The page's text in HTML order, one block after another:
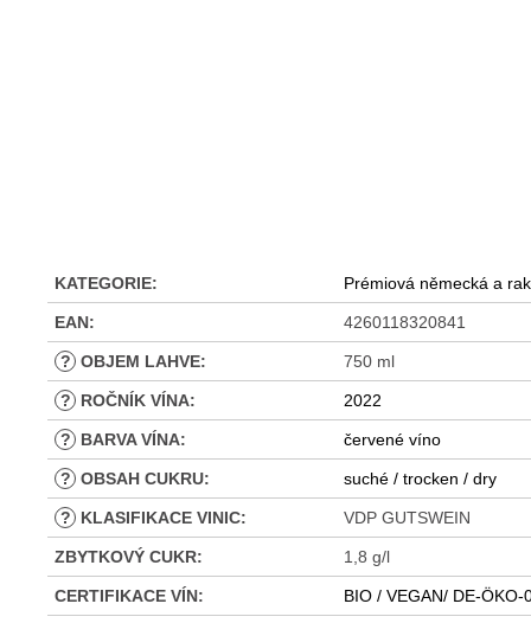
KATEGORIE: Prémiová německá a
EAN: 4260118320841
? OBJEM LAHVE: 750 ml
? ROČNÍK VÍNA: 2022
? BARVA VÍNA: červené víno
? OBSAH CUKRU: suché / trocken / dry
? KLASIFIKACE VINIC: VDP GUTSWEIN
ZBYTKOVÝ CUKR: 1,8 g/l
CERTIFIKACE VÍN: BIO / VEGAN/ DE-ÖKO-